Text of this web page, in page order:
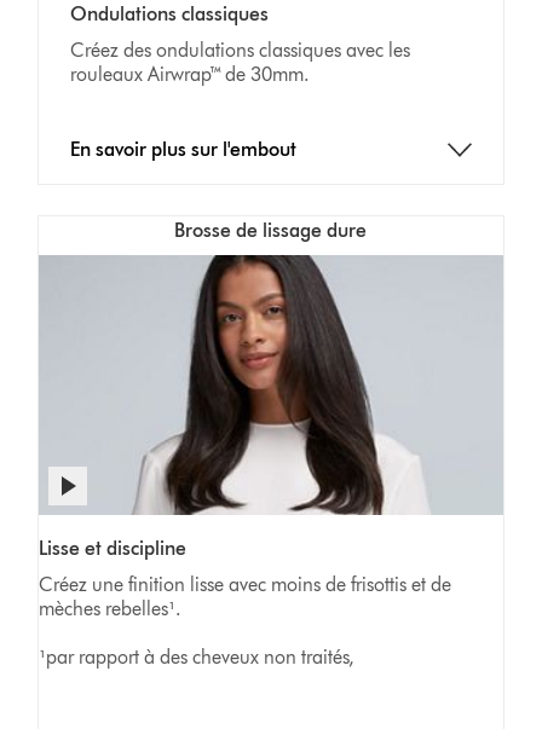
Ondulations classiques
Créez des ondulations classiques avec les
rouleaux Airwrap™ de 30mm.
En savoir plus sur l'embout
Brosse de lissage dure
Lisse et discipline
Créez une finition lisse avec moins de frisottis et de
mèches rebelles¹.
¹par rapport à des cheveux non traités,